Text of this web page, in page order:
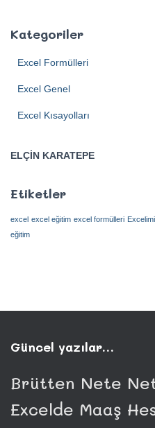
Kategoriler
Excel Formülleri
Excel Genel
Excel Kısayolları
ELÇİN KARATEPE
Etiketler
excel excel eğitim excel formülleri
eğitim
Güncel yazılar…
Brütten Nete
Excelde Maaş